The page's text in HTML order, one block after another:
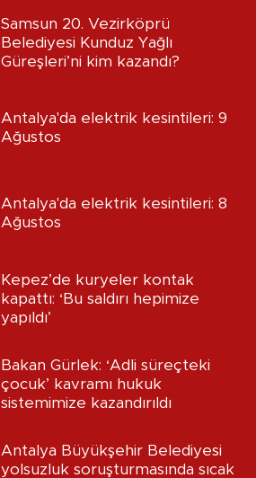
Samsun 20. Vezirköprü
Belediyesi Kunduz Yağlı
Güreşleri’ni kim kazandı?
Antalya'da elektrik kesintileri: 9
Ağustos
Antalya'da elektrik kesintileri: 8
Ağustos
Kepez’de kuryeler kontak
kapattı: ‘Bu saldırı hepimize
yapıldı’
Bakan Gürlek: ‘Adli süreçteki
çocuk’ kavramı hukuk
sistemimize kazandırıldı
Antalya Büyükşehir Belediyesi
yolsuzluk soruşturmasında sıcak